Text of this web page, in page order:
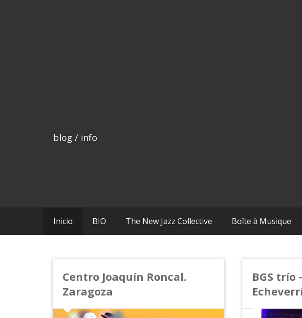
blog / info
Inicio BIO The New Jazz Collective Boîte à Musique
Centro Joaquín Roncal.
Zaragoza
BGS trío